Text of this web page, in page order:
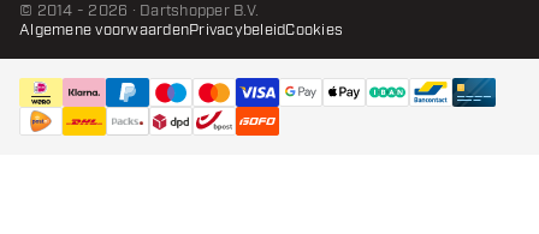
© 2014 - 2026 · Dartshopper B.V.
Algemene voorwaardenPrivacybeleidCookies